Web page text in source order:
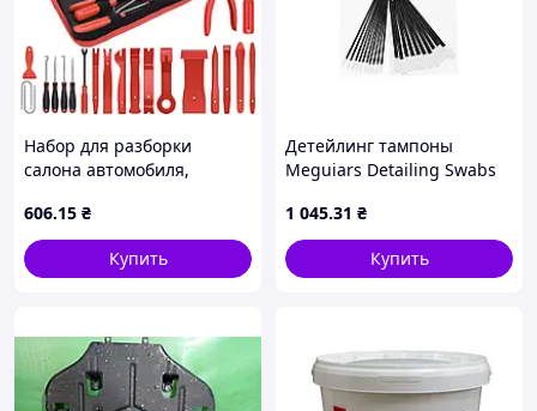
Набор для разборки
салона автомобиля,
set (27)
606.15 ₴
Купить
Детейлинг тампоны
Meguiars Detailing Swabs
G301
1 045.31 ₴
Купить